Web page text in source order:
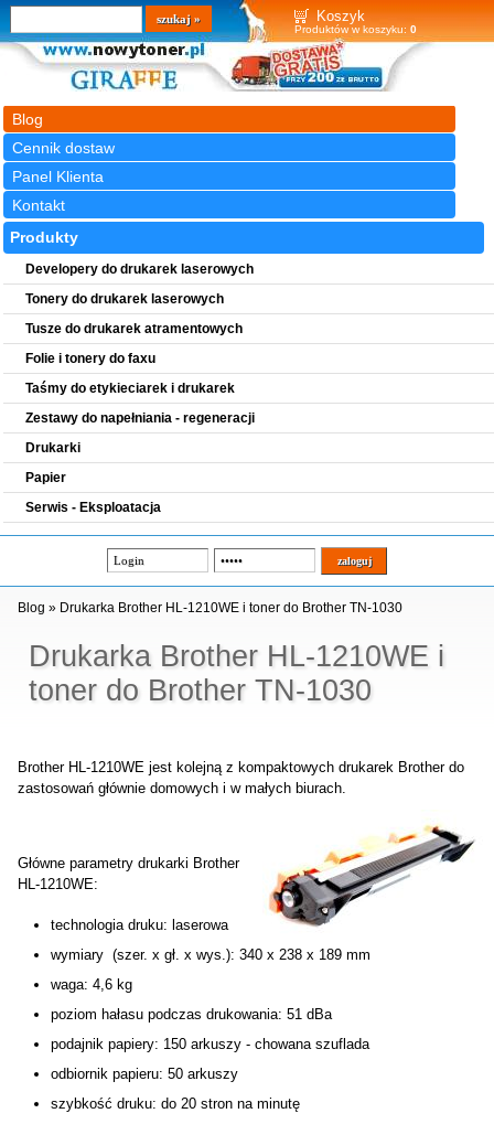
Koszyk
Produktów w koszyku: 0
Blog
Cennik dostaw
Panel Klienta
Kontakt
Wyszukiwarka
szukaj
Produkty
Developery do drukarek laserowych
Tonery do drukarek laserowych
Tusze do drukarek atramentowych
Folie i tonery do faxu
Taśmy do etykieciarek i drukarek
Zestawy do napełniania - regeneracji
Drukarki
Papier
Serwis - Eksploatacja
Drukarka Brother HL-1210WE i
toner do Brother TN-1030
Blog » Drukarka Brother HL-1210WE i toner do Brother TN-1030
Brother HL-1210WE jest kolejną z kompaktowych drukarek Brother do
zastosowań głównie domowych i w małych biurach.
Główne parametry drukarki Brother
HL-1210WE:
technologia druku: laserowa
wymiary (szer. x gł. x wys.): 340 x 238 x 189 mm
waga: 4,6 kg
poziom hałasu podczas drukowania: 51 dBa
podajnik papiery: 150 arkuszy - chowana szuflada
odbiornik papieru: 50 arkuszy
szybkość druku: do 20 stron na minutę